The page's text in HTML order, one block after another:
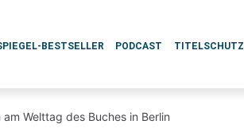
BESTSELLER PODCAST TITELSCHUTZ
Welttag des Buches in Berlin